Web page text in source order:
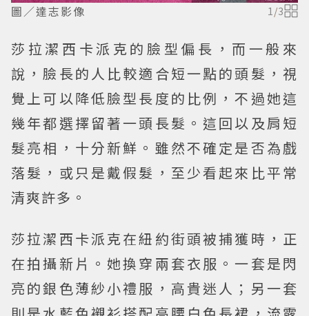
圖／達志影像 1 /3
莎拉潔西卡派克的臉型偏長，而一般來
說，臉長的人比較適合短一點的頭髮，視
覺上可以降低臉型長度的比例，不過她這
幾年都選擇留著一頭長髮。這回以及肩短
髮亮相，十分新鮮。雖然不確定是否為戲
落髮，或只是戴假髮，至少看起來比平常
清爽許多。
莎拉潔西卡派克在紐約街頭被捕獲時，正
在拍攝新片。她換穿兩套衣服。一套是閃
亮的銀色薄紗小禮服，高貴迷人；另一套